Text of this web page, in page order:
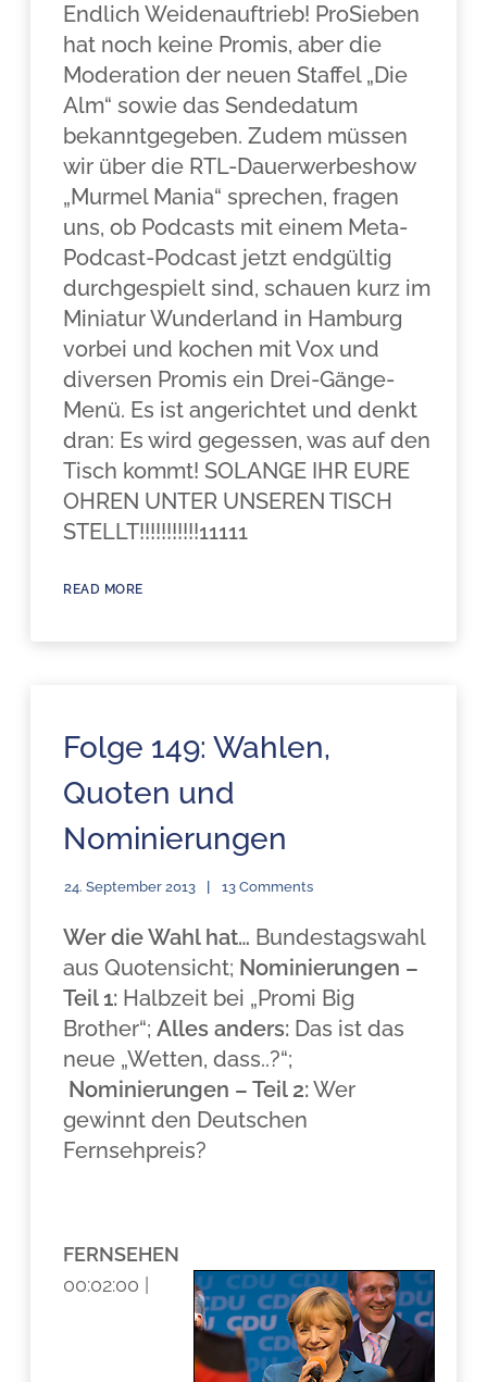
Endlich Weidenauftrieb! ProSieben
hat noch keine Promis, aber die
Moderation der neuen Staffel „Die
Alm“ sowie das Sendedatum
bekanntgegeben. Zudem müssen
wir über die RTL-Dauerwerbeshow
„Murmel Mania“ sprechen, fragen
uns, ob Podcasts mit einem Meta-
Podcast-Podcast jetzt endgültig
durchgespielt sind, schauen kurz im
Miniatur Wunderland in Hamburg
vorbei und kochen mit Vox und
diversen Promis ein Drei-Gänge-
Menü. Es ist angerichtet und denkt
dran: Es wird gegessen, was auf den
Tisch kommt! SOLANGE IHR EURE
OHREN UNTER UNSEREN TISCH
STELLT!!!!!!!!!!!11111
READ MORE
Folge 149: Wahlen,
Quoten und
Nominierungen
24. September 2013 13 Comments
Wer die Wahl hat… Bundestagswahl
aus Quotensicht; Nominierungen –
Teil 1: Halbzeit bei „Promi Big
Brother“;Alles anders: Das ist das
neue „Wetten, dass..?“;
Nominierungen – Teil 2: Wer
gewinnt den Deutschen
Fernsehpreis?
FERNSEHEN
00:02:00 |